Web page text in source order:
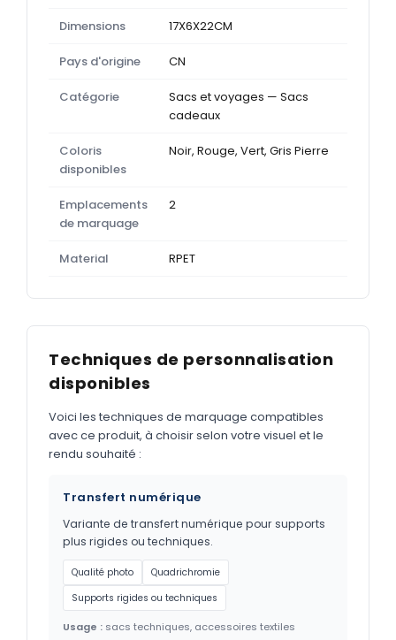
Dimensions 17X6X22CM
Pays d'origine CN
Catégorie
Sacs et voyages — Sacs
cadeaux
Coloris
disponibles
Noir, Rouge, Vert, Gris Pierre
Emplacements
de marquage
2
Material RPET
Techniques de personnalisation
disponibles
Voici les techniques de marquage compatibles
avec ce produit, à choisir selon votre visuel et le
rendu souhaité :
Transfert numérique
Variante de transfert numérique pour supports
plus rigides ou techniques.
Qualité photo
Quadrichromie
Supports rigides ou techniques
Usage : sacs techniques, accessoires textiles